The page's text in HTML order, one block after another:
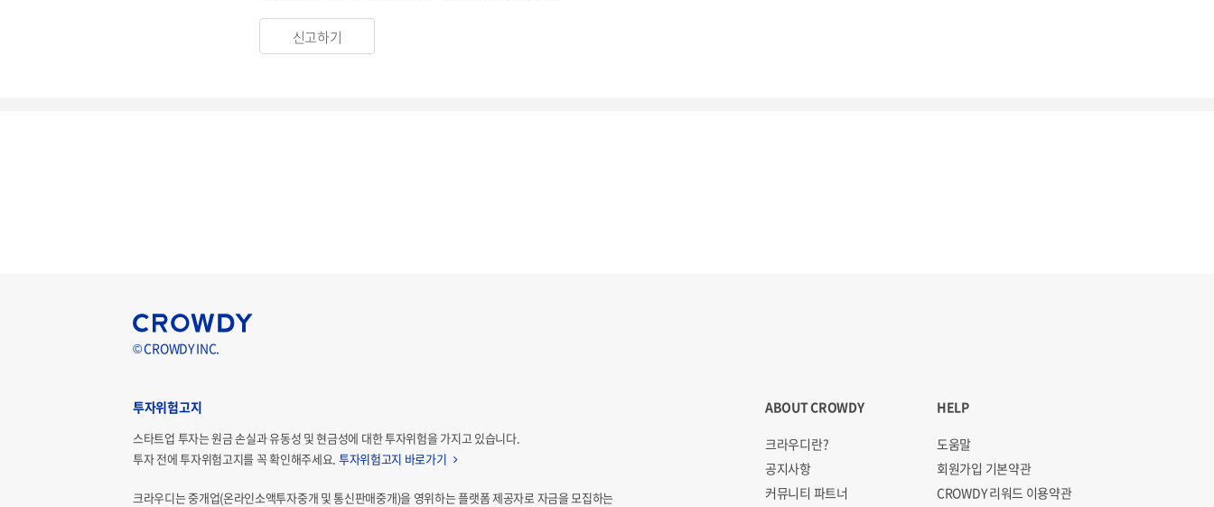
신고하기
© CROWDY INC.
ABOUT CROWDY
크라우디란?
공지사항
커뮤니티 파트너
HELP
도움말
회원가입 기본약관
CROWDY 리워드 이용약관
투자위험고지
스타트업 투자는 원금 손실과 유동성 및 현금성에 대한 투자위험을 가지고 있습니다.
투자 전에 투자위험고지를 꼭 확인해주세요. 투자위험고지 바로가기
크라우디는 중개업(온라인소액투자중개 및 통신판매중개)을 영위하는 플랫폼 제공자로 자금을 모집하는